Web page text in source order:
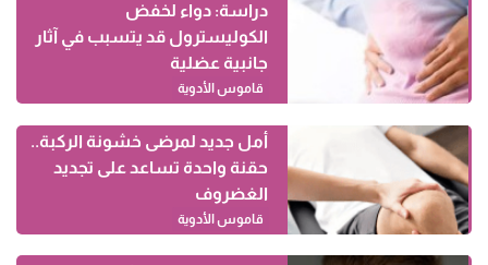
دراسة: دواء لخفض
الكوليسترول قد يتسبب في آثار
جانبية عضلية
قاموس الأدوية
أمل جديد لمرضى خشونة الركبة..
حقنة واحدة تساعد على تجديد
الغضروف
قاموس الأدوية